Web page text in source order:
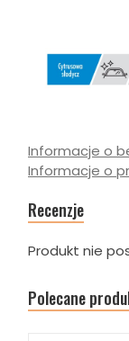
Informacje o
Informacje o
Recenzje
Produkt nie
Polecane